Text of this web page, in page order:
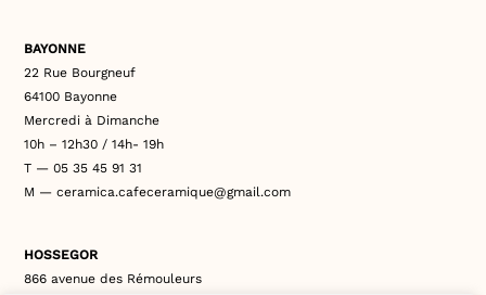
BAYONNE
22 Rue Bourgneuf
64100 Bayonne
Mercredi à Dimanche
10h – 12h30 / 14h- 19h
T — 05 35 45 91 31
M — ceramica.cafeceramique@gmail.com
HOSSEGOR
866 avenue des Rémouleurs